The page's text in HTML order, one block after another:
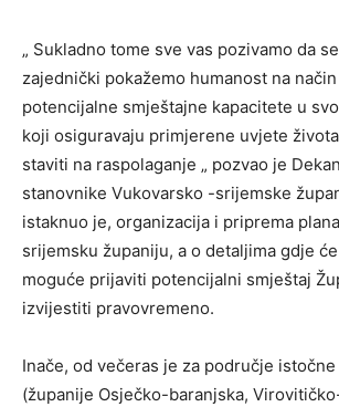
„ Sukladno tome sve vas pozivamo da
zajednički pokažemo humanost na
potencijalne smještajne kapacitete u
koji osiguravaju primjerene uvjete
staviti na raspolaganje „ pozvao je
stanovnike Vukovarsko -srijemske
istaknuo je, organizacija i priprema
srijemsku županiju, a o detaljima gdje
moguće prijaviti potencijalni smještaj
izvijestiti pravovremeno.
Inače, od večeras je za područje
(županije Osječko-baranjska,